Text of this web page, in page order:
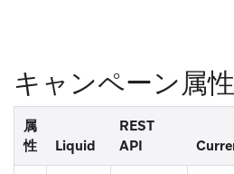
キャンペーン属性
属
性
Liquid
REST
API